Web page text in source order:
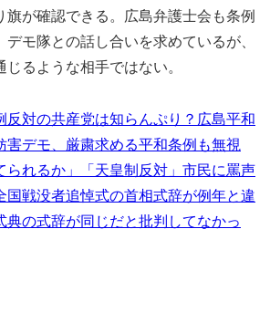
旗が確認できる。広島弁護士会も条例
モ隊との話し合いを求めているが、
るような相手ではない。
反対の共産党は知らんぷり？広島平和
害デモ、厳粛求める平和条例も無視
られるか」「天皇制反対」市民に罵声
国戦没者追悼式の首相式辞が例年と違
の式辞が同じだと批判してなかっ